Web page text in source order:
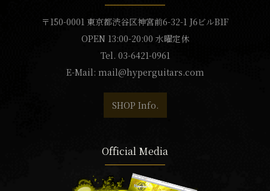
〒150-0001 東京都渋谷区神宮前6-32-1 J6ビルB1F
OPEN 13:00-20:00 水曜定休
Tel. 03-6421-0961
E-Mail: mail@hyperguitars.com
SHOP Info.
Official Media